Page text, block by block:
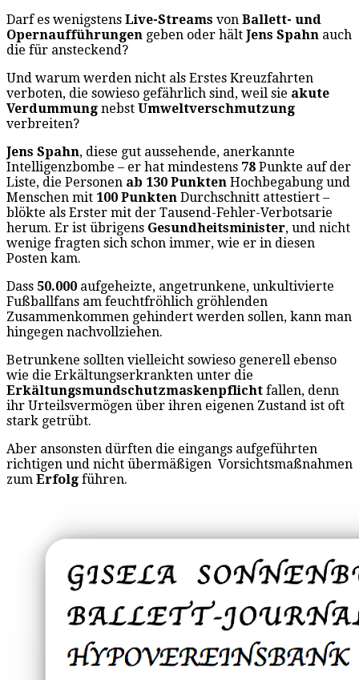
Darf es wenigstens Live-Streams von Ballett- und
Opernaufführungen geben oder hält Jens Spahn auch
die für ansteckend?
Und warum werden nicht als Erstes Kreuzfahrten
verboten, die sowieso gefährlich sind, weil sie akute
Verdummung nebst Umweltverschmutzung
verbreiten?
Jens Spahn, diese gut aussehende, anerkannte
Intelligenzbombe – er hat mindestens 78 Punkte auf der
Liste, die Personen ab 130 Punkten Hochbegabung und
Menschen mit 100 Punkten Durchschnitt attestiert –
blökte als Erster mit der Tausend-Fehler-Verbotsarie
herum. Er ist übrigens Gesundheitsminister, und nicht
wenige fragten sich schon immer, wie er in diesen
Posten kam.
Dass 50.000 aufgeheizte, angetrunkene, unkultivierte
Fußballfans am feuchtfröhlich gröhlenden
Zusammenkommen gehindert werden sollen, kann man
hingegen nachvollziehen.
Betrunkene sollten vielleicht sowieso generell ebenso
wie die Erkältungserkrankten unter die
Erkältungsmundschutzmaskenpflicht fallen, denn
ihr Urteilsvermögen über ihren eigenen Zustand ist oft
stark getrübt.
Aber ansonsten dürften die eingangs aufgeführten
richtigen und nicht übermäßigen Vorsichtsmaßnahmen
zum Erfolg führen.